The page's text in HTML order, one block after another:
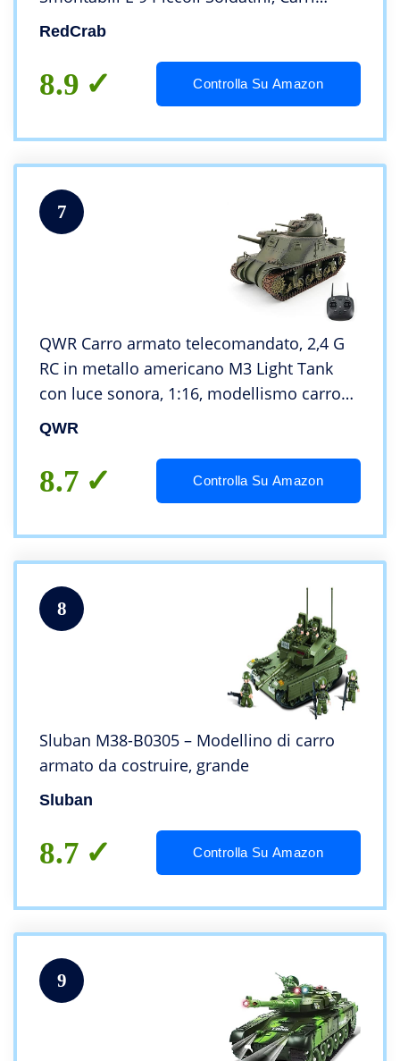
Armati Dell’esercito e Uomini Dell’esercito
RedCrab
8.9 Controlla Su Amazon
7
QWR Carro armato telecomandato, 2,4 G
RC in metallo americano M3 Light Tank
con luce sonora, 1:16, modellismo carro
armato giocattolo
QWR
8.7 Controlla Su Amazon
8
Sluban M38-B0305 – Modellino di carro
armato da costruire, grande
Sluban
8.7 Controlla Su Amazon
9